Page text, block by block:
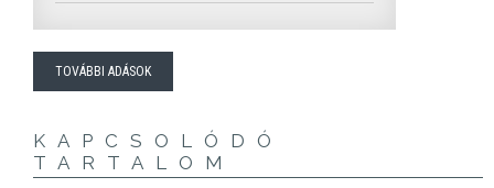
TOVÁBBI ADÁSOK
KAPCSOLÓDÓ
TARTALOM